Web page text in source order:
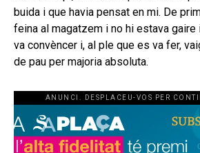
buida i que havia pensat en mi. De
feina al magatzem i no hi estava
va convèncer i, al ple que es va fer,
de pau per majoria absoluta.
ANUNCI. DESPLACEU-VOS PER